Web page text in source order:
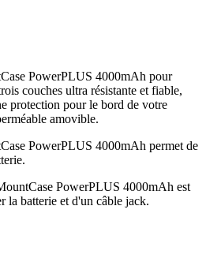
PowerPLUS 4000mAh pour
couches ultra résistante et fiable,
protection pour le bord de votre
amovible.
PowerPLUS 4000mAh permet de
PowerPLUS 4000mAh est
la batterie et d'un câble jack.